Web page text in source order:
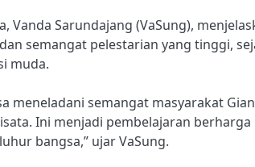
Vanda Sarundajang (VaSung),
semangat pelestarian yang tinggi,
muda.
meneladani semangat masyarakat
Ini menjadi pembelajaran
bangsa,” ujar VaSung.